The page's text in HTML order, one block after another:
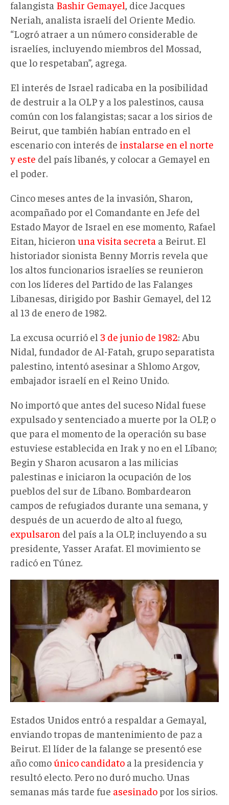
falangista Bashir Gemayel, dice Jacques
Neriah, analista israelí del Oriente Medio.
“Logró atraer a un número considerable de
israelíes, incluyendo miembros del Mossad,
que lo respetaban”, agrega.
El interés de Israel radicaba en la posibilidad
de destruir a la OLP y a los palestinos, causa
común con los falangistas; sacar a los sirios de
Beirut, que también habían entrado en el
escenario con interés de instalarse en el norte
y este del país libanés, y colocar a Gemayel en
el poder.
Cinco meses antes de la invasión, Sharon,
acompañado por el Comandante en Jefe del
Estado Mayor de Israel en ese momento, Rafael
Eitan, hicieron una visita secreta a Beirut. El
historiador sionista Benny Morris revela que
los altos funcionarios israelíes se reunieron
con los líderes del Partido de las Falanges
Libanesas, dirigido por Bashir Gemayel, del 12
al 13 de enero de 1982.
La excusa ocurrió el 3 de junio de 1982: Abu
Nidal, fundador de Al-Fatah, grupo separatista
palestino, intentó asesinar a Shlomo Argov,
embajador israelí en el Reino Unido.
No importó que antes del suceso Nidal fuese
expulsado y sentenciado a muerte por la OLP, o
que para el momento de la operación su base
estuviese establecida en Irak y no en el Líbano;
Begin y Sharon acusaron a las milicias
palestinas e iniciaron la ocupación de los
pueblos del sur de Líbano. Bombardearon
campos de refugiados durante una semana, y
después de un acuerdo de alto al fuego,
expulsaron del país a la OLP, incluyendo a su
presidente, Yasser Arafat. El movimiento se
radicó en Túnez.
Estados Unidos entró a respaldar a Gemayal,
enviando tropas de mantenimiento de paz a
Beirut. El líder de la falange se presentó ese
año comoúnico candidato a la presidencia y
resultó electo. Pero no duró mucho. Unas
semanas más tarde fue asesinadopor los sirios.